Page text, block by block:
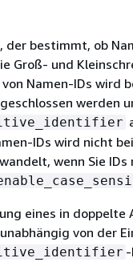
bestimmt, ob
Groß- und
Namen-IDs wird
werden
IDs wird nicht
wenn Sie
eines in doppelte
von der